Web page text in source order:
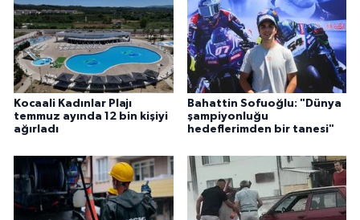
Kocaali Kadınlar Plajı
temmuz ayında 12 bin kişiyi
ağırladı
Bahattin Sofuoğlu: "Dünya
şampiyonluğu
hedeflerimden bir tanesi"